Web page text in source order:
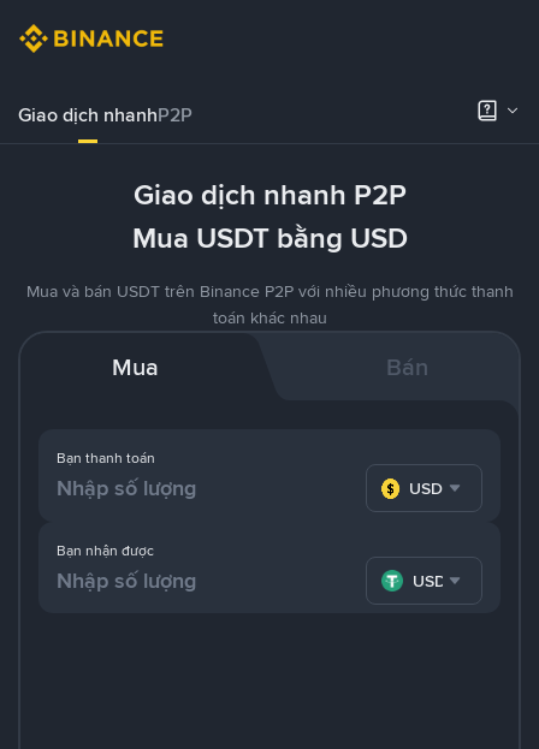
Giao dịch nhanhP2P
Giao dịch nhanh P2P
Mua USDT bằng USD
Mua và bán USDT trên Binance P2P với nhiều phương thức thanh
toán khác nhau
Mua Bán
Bạn thanh toán
USD
Bạn nhận được
USDT